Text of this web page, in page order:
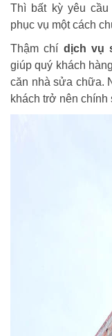
Thì bất kỳ yêu
phục vụ một cách
Thậm chí dịch vụ
giúp quý khách
căn nhà sửa chữa.
khách trở nên chính